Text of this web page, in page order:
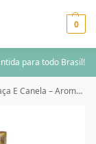
0
para todo Brasil!
Doce com Toque Energizante